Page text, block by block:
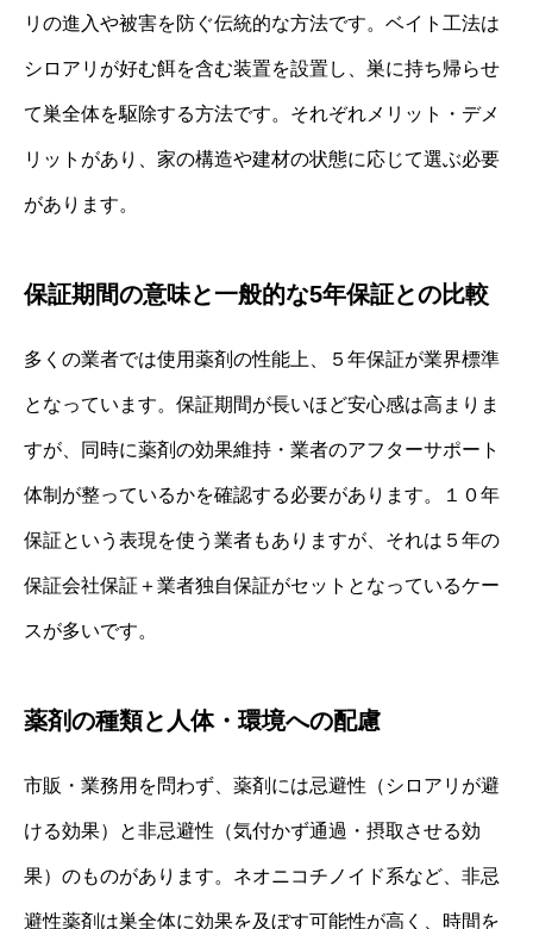
リの進入や被害を防ぐ伝統的な方法です。ベイト工法は
シロアリが好む餌を含む装置を設置し、巣に持ち帰らせ
て巣全体を駆除する方法です。それぞれメリット・デメ
リットがあり、家の構造や建材の状態に応じて選ぶ必要
があります。
保証期間の意味と一般的な5年保証との比較
多くの業者では使用薬剤の性能上、５年保証が業界標準
となっています。保証期間が長いほど安心感は高まりま
すが、同時に薬剤の効果維持・業者のアフターサポート
体制が整っているかを確認する必要があります。１０年
保証という表現を使う業者もありますが、それは５年の
保証会社保証＋業者独自保証がセットとなっているケー
スが多いです。
薬剤の種類と人体・環境への配慮
市販・業務用を問わず、薬剤には忌避性（シロアリが避
ける効果）と非忌避性（気付かず通過・摂取させる効
果）のものがあります。ネオニコチノイド系など、非忌
避性薬剤は巣全体に効果を及ぼす可能性が高く、時間を